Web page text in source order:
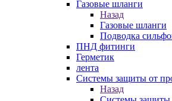
Газовые шланги
Назад
Газовые шланги
Подводка
ПНД фитинги
Герметик
лента
Системы защиты от
Назад